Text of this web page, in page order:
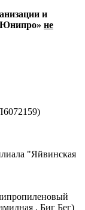
и
не
"Яйвинская
, Биг Бег)